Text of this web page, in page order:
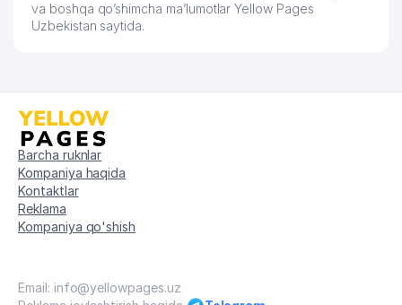
va boshqa qo’shimcha ma’lumotlar Yellow Pages
Uzbekistan saytida.
Barcha ruknlar
Kompaniya haqida
Kontaktlar
Reklama
Kompaniya qo'shish
Email: info@yellowpages.uz